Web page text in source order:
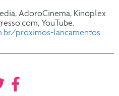
AdoroCinema, Kinoplex
YouTube.
proximos-lancamentos
Compartilhe
Compartilhe